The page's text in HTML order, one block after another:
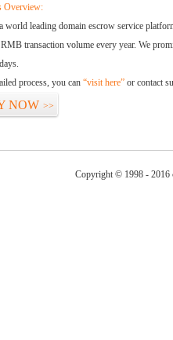
Overview:
world leading domain escrow service
transaction volume every year. We
process, you can “visit here” or contact
NOW >>
Copyright © 1998 - 2016